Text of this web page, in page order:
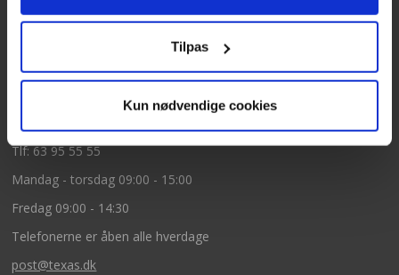
Tilpas
Kun nødvendige cookies
Knullen 22
CVR: DK66212319
Tlf: 63 95 55 55
Mandag - torsdag 09:00 - 15:00
Fredag 09:00 - 14:30
Telefonerne er åben alle hverdage
post@texas.dk